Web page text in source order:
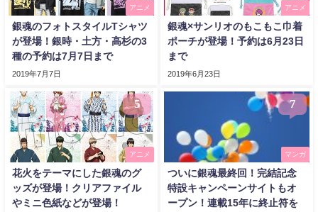
アニメ
銀魂のフォトスタイルTシャツ
が登場！銀時・土方・高杉の3
種の予約は7月7日まで
2019年7月7日
アニメ
銀魂×サンリオのもこもこ巾着
ポーチが登場！予約は6月23日
まで
2019年6月23日
5
アニメ
花火をテーマにした銀魂のグ
ッズが登場！クリアファイル
やミニ色紙などが登場！
7
マンガ
ついに銀魂最終回！完結記念
特設キャンペーンサイトもオ
ープン！連載15年に終止符を